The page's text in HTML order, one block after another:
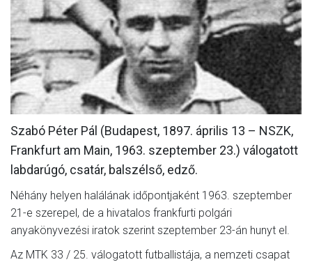
MÉRKŐZÉSEK
KLUB
GALÉRIA
SZURKOLÓI ÉLMÉNYEK
AKKREDITÁCIÓ
Szabó Péter Pál (Budapest, 1897. április 13 – NSZK,
Frankfurt am Main, 1963. szeptember 23.) válogatott
labdarúgó, csatár, balszélső, edző.
Néhány helyen halálának időpontjaként 1963. szeptember
21-e szerepel, de a hivatalos frankfurti polgári
anyakönyvezési iratok szerint szeptember 23-án hunyt el.
Az MTK 33 / 25. válogatott futballistája, a nemzeti csapat